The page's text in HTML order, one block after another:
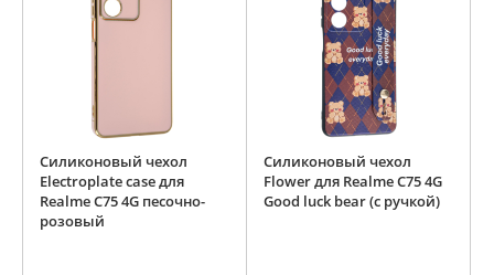
Силиконовый чехол
Electroplate case для
Realme C75 4G песочно-
розовый
Силиконовый чехол
Flower для Realme C75 4G
Good luck bear (с ручкой)